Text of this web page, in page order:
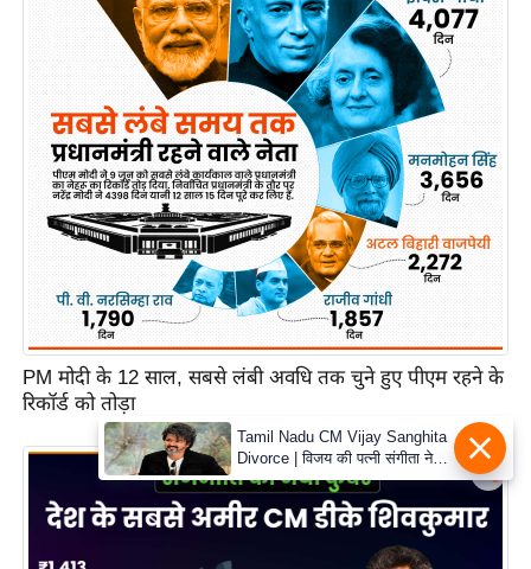
PM मोदी के 12 साल, सबसे लंबी अवधि तक चुने हुए पीएम रहने के
रिकॉर्ड को तोड़ा